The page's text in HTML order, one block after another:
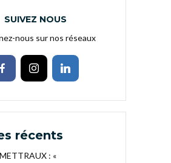
SUIVEZ NOUS
nous sur nos réseaux
récents
: «